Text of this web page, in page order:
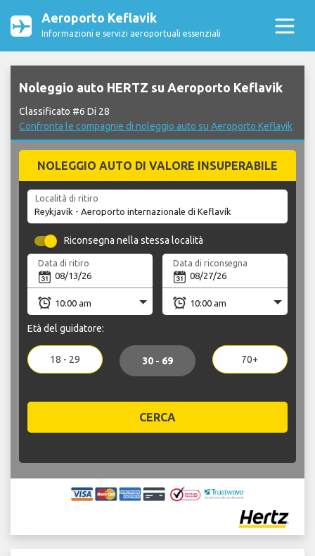
Aeroporto Keflavik
Informazioni e servizi aeroportuali essenziali
Noleggio auto HERTZ su Aeroporto Keflavik
Classificato #6 Di 28
Confronta le compagnie di noleggio auto su Aeroporto Keflavik
NOLEGGIO AUTO DI VALORE INSUPERABILE
Località di ritiro
Riconsegna nella stessa località
Data di ritiro Data di riconsegna
Età del guidatore:
18 - 29 30 - 69 70+
CERCA